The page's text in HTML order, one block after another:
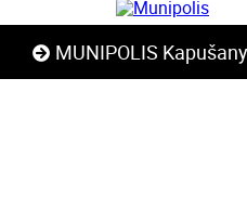
MUNIPOLIS Kapušany